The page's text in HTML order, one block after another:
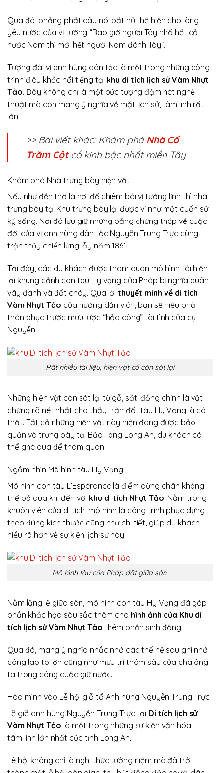
Qua đó, phảng phất câu nói bất hủ thể hiện cho lòng
yêu nước của vị tường “Bao giờ người Tây nhổ hết cỏ
nước Nam thì mới hết người Nam đánh Tây”.
Tượng đài vị anh hùng dân tộc là một trong những công
trình điêu khắc nổi tiếng tại khu di tích lịch sử Vàm Nhựt
Tảo. Đây không chỉ là một bức tượng đậm nét nghệ
thuật mà còn mang ý nghĩa về mặt lịch sử, tâm linh rất
lớn.
>> Bài viết khác: Khám phá Nhà Cổ
Trăm Cộtcổ kính bậc nhất miền Tây
Khám phá Nhà trưng bày hiện vật
Nếu như đền thờ là nơi để chiêm bái vị tướng lĩnh thì nhà
trưng bày tại Khu trưng bày lại được ví như một cuốn sử
ký sống. Nơi đó lưu giữ những bằng chứng thép về cuộc
đời của vị anh hùng dân tộc Nguyễn Trung Trực cùng
trận thủy chiến lừng lẫy năm 1861.
Tại đây, các du khách được tham quan mô hình tái hiện
lại khung cảnh con tàu Hy vọng của Pháp bị nghĩa quân
vây đánh và đốt cháy. Qua lời thuyết minh về di tích
Vàm Nhựt Tảo của hướng dẫn viên, bạn sẽ hiểu phải
thán phục trước mưu lược “hỏa công” tài tình của cụ
Nguyễn.
Rất nhiều tài liệu, hiện vật cổ còn sót lại
Những hiện vật còn sót lại từ gỗ, sắt, đồng chính là vật
chứng rõ nét nhất cho thấy trận đốt tàu Hy Vọng là có
thật. Tất cả những hiện vật này hiện đang được bảo
quản và trưng bày tại Bảo Tàng Long An, du khách có
thể ghé qua để tham quan.
Ngắm nhìn Mô hình tàu Hy Vọng
Mô hình con tàu L’Espérance là điểm dừng chân không
thể bỏ qua khi đến với khu di tích Nhựt Tảo. Nằm trong
khuôn viên của di tích, mô hình là công trình phục dựng
theo đúng kích thước cũng như chi tiết, giúp du khách
hiểu rõ hơn về sự kiện lịch sử này.
Mô hình tàu của Pháp đặt giữa sân.
Nằm lặng lẽ giữa sân, mô hình con tàu Hy Vọng đã góp
phần khắc họa sâu sắc thêm cho hình ảnh của Khu di
tích lịch sử Vàm Nhựt Tảo thêm phần sinh động.
Qua đó, mang ý nghĩa nhắc nhớ các thế hệ sau ghi nhớ
công lao to lớn cũng như mưu trí thâm sâu của cha ông
ta trong công cuộc giữ nước.
Hòa mình vào Lễ hội giỗ tổ Anh hùng Nguyễn Trung Trực
Lễ giỗ anh hùng Nguyễn Trung Trực tại Di tích lịch sử
Vàm Nhựt Tảo là một trong những sự kiện văn hóa –
tâm linh lớn nhất của tỉnh Long An.
Lê hội không chỉ là nghi thức tưởng niệm mà đã trở